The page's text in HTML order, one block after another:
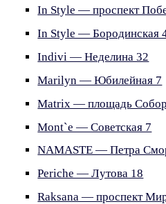
In Style — проспект
In Style — Бородинская
Indivi — Неделина 32
Marilyn — Юбилейная 7
Matrix — площадь
Mont`e — Советская 7
NAMASTE — Петра
Periche — Лутова 18
Raksana — проспект